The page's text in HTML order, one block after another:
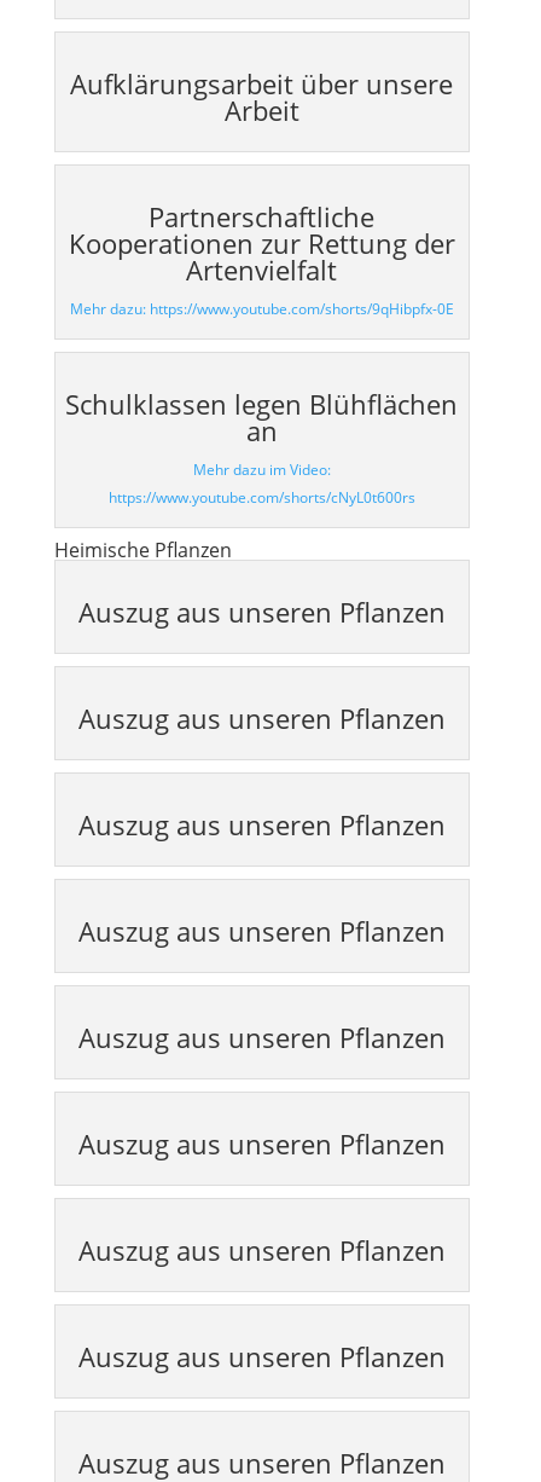
Aufklärungsarbeit über unsere
Arbeit
Partnerschaftliche
Kooperationen zur Rettung der
Artenvielfalt
Mehr dazu: https://www.youtube.com/shorts/9qHibpfx-0E
Schulklassen legen Blühflächen
an
Mehr dazu im Video:
https://www.youtube.com/shorts/cNyL0t600rs
Heimische Pflanzen
Auszug aus unseren Pflanzen
Auszug aus unseren Pflanzen
Auszug aus unseren Pflanzen
Auszug aus unseren Pflanzen
Auszug aus unseren Pflanzen
Auszug aus unseren Pflanzen
Auszug aus unseren Pflanzen
Auszug aus unseren Pflanzen
Auszug aus unseren Pflanzen